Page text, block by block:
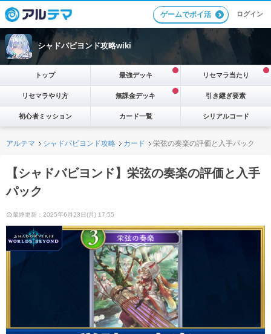
ゲームでポイ活 ログイン
シャドバビヨンド攻略wiki
トップ 最強デッキ リセマラ当たり
リセマラやり方 無課金デッキ 引き継ぎ要素
初心者ミッション カード一覧 シリアルコード
アルテマ シャドバビヨンド攻略 カード 栄弦の奏楽の評価と入手パック
【シャドバビヨンド】栄弦の奏楽の評価と入手
パック
最終更新：2025年6月23日(月) 17:55